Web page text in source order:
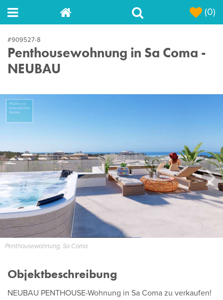
(0)
#909527-8
Penthousewohnung in Sa Coma -
NEUBAU
Penthousewohnung, Sa Coma
Next
Objektbeschreibung
NEUBAU PENTHOUSE-Wohnung in Sa Coma zu verkaufen!